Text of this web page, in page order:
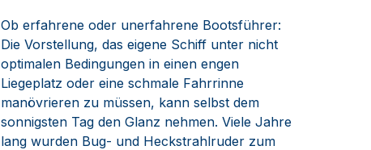
Ob erfahrene oder unerfahrene Bootsführer:
Die Vorstellung, das eigene Schiff unter nicht
optimalen Bedingungen in einen engen
Liegeplatz oder eine schmale Fahrrinne
manövrieren zu müssen, kann selbst dem
sonnigsten Tag den Glanz nehmen. Viele Jahre
lang wurden Bug- und Heckstrahlruder zum